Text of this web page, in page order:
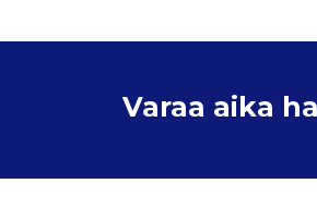
Varaa aika